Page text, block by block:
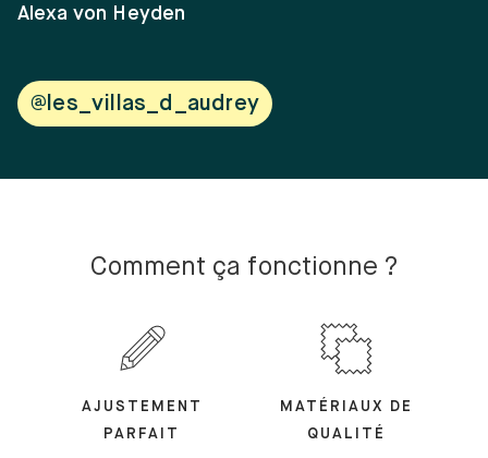
Alexa von Heyden
@les_villas_d_audrey
Comment ça fonctionne ?
AJUSTEMENT
PARFAIT
MATÉRIAUX DE
QUALITÉ